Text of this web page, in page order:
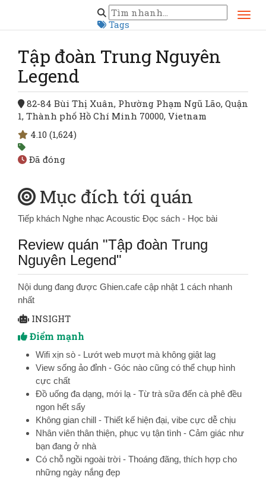
Tags
Hồ Chí Minh
Tập đoàn Trung Nguyên Legend
Tập đoàn Trung Nguyên
Legend
82-84 Bùi Thị Xuân, Phường Phạm Ngũ Lão, Quận
1, Thành phố Hồ Chí Minh 70000, Vietnam
4.10 (1,624)
Đã đóng
Mục đích tới quán
Tiếp khách Nghe nhạc Acoustic Đọc sách - Học bài
Review quán "Tập đoàn Trung
Nguyên Legend"
Nội dung đang được Ghien.cafe cập nhật 1 cách nhanh
nhất
INSIGHT
Điểm mạnh
Wifi xịn sò - Lướt web mượt mà không giật lag
View sống ảo đỉnh - Góc nào cũng có thể chụp hình
cực chất
Đồ uống đa dạng, mới lạ - Từ trà sữa đến cà phê đều
ngon hết sẩy
Không gian chill - Thiết kế hiện đại, vibe cực dễ chịu
Nhân viên thân thiện, phục vụ tận tình - Cảm giác như
bạn đang ở nhà
Có chỗ ngồi ngoài trời - Thoáng đãng, thích hợp cho
những ngày nắng đẹp